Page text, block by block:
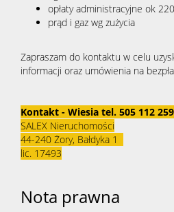
opłaty administracyjne ok
prąd i gaz wg zużycia
Zapraszam do kontaktu w celu
informacji oraz umówienia na
Kontakt - Wiesia tel. 505 112 259
SALEX Nieruchomości
44-240 Żory, Bałdyka 1
lic. 17493
Nota prawna